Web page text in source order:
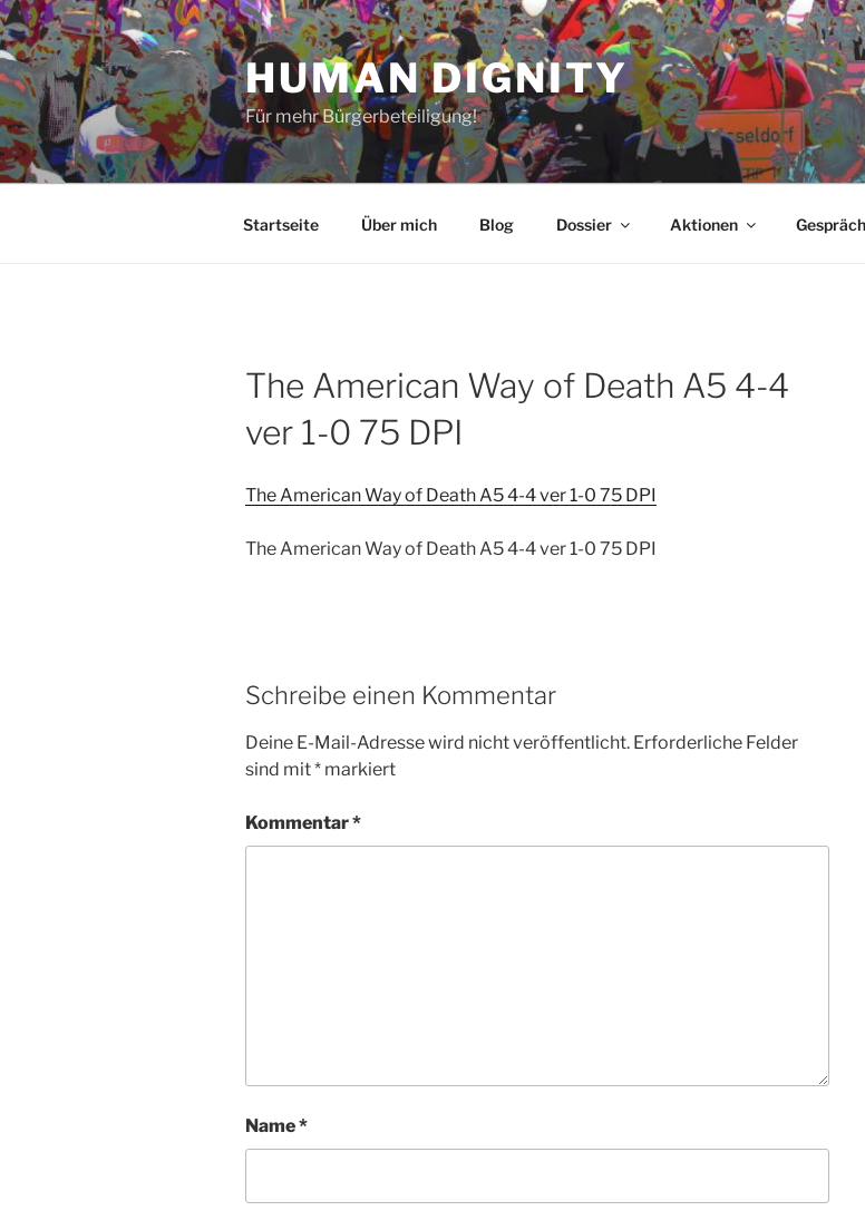
Zum
Inhalt
springen
HUMAN DIGNITY
Für mehr Bürgerbeteiligung!
Startseite Über mich Blog Dossier Aktionen
The American Way of Death A5 4-4
ver 1-0 75 DPI
The American Way of Death A5 4-4 ver 1-0 75 DPI
The American Way of Death A5 4-4 ver 1-0 75 DPI
Schreibe einen Kommentar
Deine E-Mail-Adresse wird nicht veröffentlicht. Erforderliche Felder
sind mit* markiert
Kommentar*
Name*